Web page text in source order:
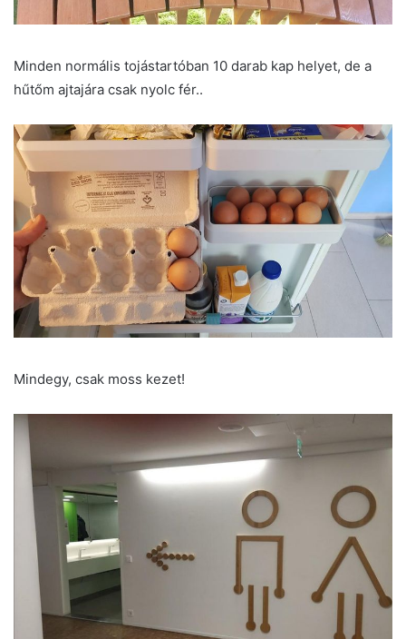
Minden normális tojástartóban 10 darab kap helyet, de a
hűtőm ajtajára csak nyolc fér..
Mindegy, csak moss kezet!